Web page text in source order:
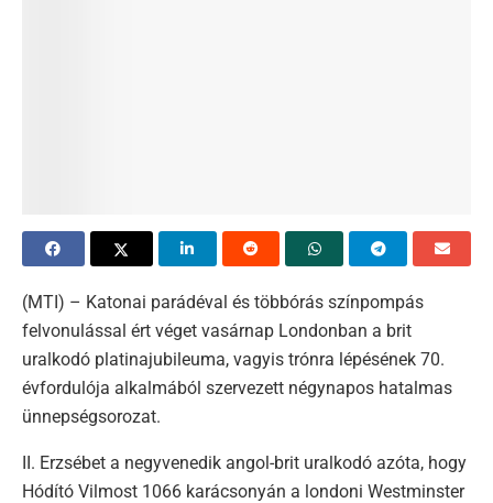
(MTI) – Katonai parádéval és többórás színpompás
felvonulással ért véget vasárnap Londonban a brit
uralkodó platinajubileuma, vagyis trónra lépésének 70.
évfordulója alkalmából szervezett négynapos hatalmas
ünnepségsorozat.
II. Erzsébet a negyvenedik angol-brit uralkodó azóta, hogy
Hódító Vilmost 1066 karácsonyán a londoni Westminster